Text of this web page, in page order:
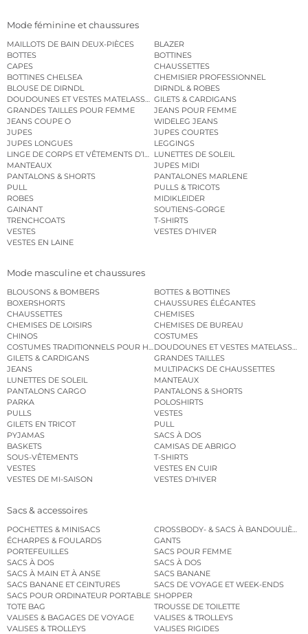
Mode féminine et chaussures
MAILLOTS DE BAIN DEUX-PIÈCES
BLAZER
BOTTES
BOTTINES
CAPES
CHAUSSETTES
BOTTINES CHELSEA
CHEMISIER PROFESSIONNEL
BLOUSE DE DIRNDL
DIRNDL & ROBES
DOUDOUNES ET VESTES MATELASSÉESGILETS & CARDIGANS
GRANDES TAILLES POUR FEMME
JEANS POUR FEMME
JEANS COUPE O
WIDELEG JEANS
JUPES
JUPES COURTES
JUPES LONGUES
LEGGINGS
LINGE DE CORPS ET VÊTEMENTS D’INTÉRIEURLUNETTES DE SOLEIL
MANTEAUX
JUPES MIDI
PANTALONS & SHORTS
PANTALONES MARLENE
PULL
PULLS & TRICOTS
ROBES
MIDIKLEIDER
GAINANT
SOUTIENS-GORGE
TRENCHCOATS
T-SHIRTS
VESTES
VESTES D’HIVER
VESTES EN LAINE
Mode masculine et chaussures
BLOUSONS & BOMBERS
BOTTES & BOTTINES
BOXERSHORTS
CHAUSSURES ÉLÉGANTES
CHAUSSETTES
CHEMISES
CHEMISES DE LOISIRS
CHEMISES DE BUREAU
CHINOS
COSTUMES
COSTUMES TRADITIONNELS POUR HOMMEDOUDOUNES ET VESTES MATELASSÉES
GILETS & CARDIGANS
GRANDES TAILLES
JEANS
MULTIPACKS DE CHAUSSETTES
LUNETTES DE SOLEIL
MANTEAUX
PANTALONS CARGO
PANTALONS & SHORTS
PARKA
POLOSHIRTS
PULLS
VESTES
GILETS EN TRICOT
PULL
PYJAMAS
SACS À DOS
BASKETS
CAMISAS DE ABRIGO
SOUS-VÊTEMENTS
T-SHIRTS
VESTES
VESTES EN CUIR
VESTES DE MI-SAISON
VESTES D’HIVER
Sacs & accessoires
POCHETTES & MINISACS
CROSSBODY- & SACS À BANDOULIÈRE
ÉCHARPES & FOULARDS
GANTS
PORTEFEUILLES
SACS POUR FEMME
SACS À DOS
SACS À DOS
SACS À MAIN ET À ANSE
SACS BANANE
SACS BANANE ET CEINTURES
SACS DE VOYAGE ET WEEK-ENDS
SACS POUR ORDINATEUR PORTABLE SHOPPER
TOTE BAG
TROUSSE DE TOILETTE
VALISES & BAGAGES DE VOYAGE
VALISES & TROLLEYS
VALISES & TROLLEYS
VALISES RIGIDES